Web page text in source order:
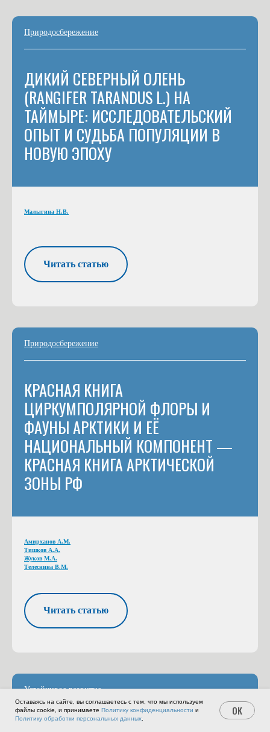
Природосбережение
ДИКИЙ СЕВЕРНЫЙ ОЛЕНЬ
(RANGIFER TARANDUS L.) НА
ТАЙМЫРЕ: ИССЛЕДОВАТЕЛЬСКИЙ
ОПЫТ И СУДЬБА ПОПУЛЯЦИИ В
НОВУЮ ЭПОХУ
Малыгина Н.В.
Читать статью
Природосбережение
КРАСНАЯ КНИГА
ЦИРКУМПОЛЯРНОЙ ФЛОРЫ И
ФАУНЫ АРКТИКИ И ЕЁ
НАЦИОНАЛЬНЫЙ КОМПОНЕНТ —
КРАСНАЯ КНИГА АРКТИЧЕСКОЙ
ЗОНЫ РФ
Амирханов А.М.
Тишков А.А.
Жуков М.А.
Телеснина В.М.
Читать статью
Устойчивое развитие
Оставаясь на сайте, вы соглашаетесь с тем, что мы используем
файлы cookie, и принимаете Политику конфиденциальности и
Политику обработки персональных данных
OK